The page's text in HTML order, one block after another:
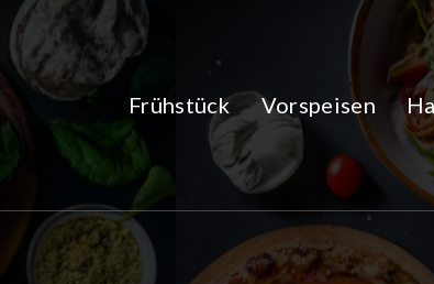
Zum
Inhalt
springen
Frühstück Vorspeisen